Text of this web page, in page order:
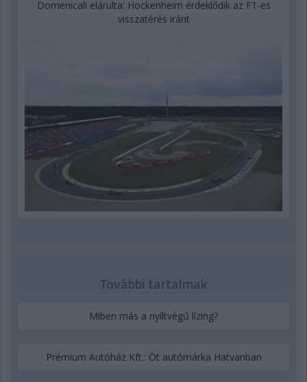
Domenicali elárulta: Hockenheim érdeklődik az F1-es
visszatérés iránt
További tartalmak
Miben más a nyíltvégű lízing?
Prémium Autóház Kft.: Öt autómárka Hatvanban